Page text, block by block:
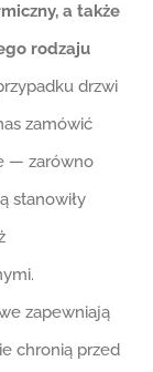
a także
rodzaju
drzwi
zamówić
— zarówno
stanowiły
zapewniają
chronią przed